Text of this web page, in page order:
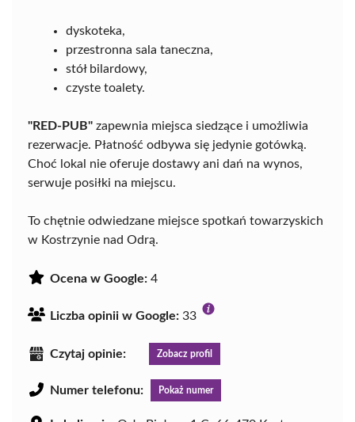
dyskoteka,
przestronna sala taneczna,
stół bilardowy,
czyste toalety.
"RED-PUB" zapewnia miejsca siedzące i umożliwia
rezerwacje. Płatność odbywa się jedynie gotówką.
Choć lokal nie oferuje dostawy ani dań na wynos,
serwuje posiłki na miejscu.
To chętnie odwiedzane miejsce spotkań towarzyskich
w Kostrzynie nad Odrą.
Ocena w Google: 4
Liczba opinii w Google: 33
Czytaj opinie: Zobacz profil
Numer telefonu: Pokaż numer